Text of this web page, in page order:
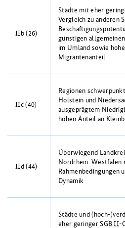
IIb (26)
Städte mit eher
Vergleich zu anderen
günstigen
im Umland sowie
Migrantenanteil
IIc (40)
Regionen
Holstein und
ausgeprägtem
hohen Anteil an
IId (44)
Überwiegend
Nordrhein-Westfalen
Rahmenbedingungen
Dynamik
Städte und (hoch-
eher geringer SGB II-